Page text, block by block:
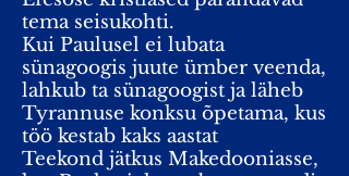
tema seisukohti.
Kui Paulusel ei lubata
sünagoogis juute ümber veenda,
lahkub ta sünagoogist ja läheb
Tyrannuse konksu õpetama, kus
töö kestab kaks aastat
Teekond jätkus Makedooniasse,